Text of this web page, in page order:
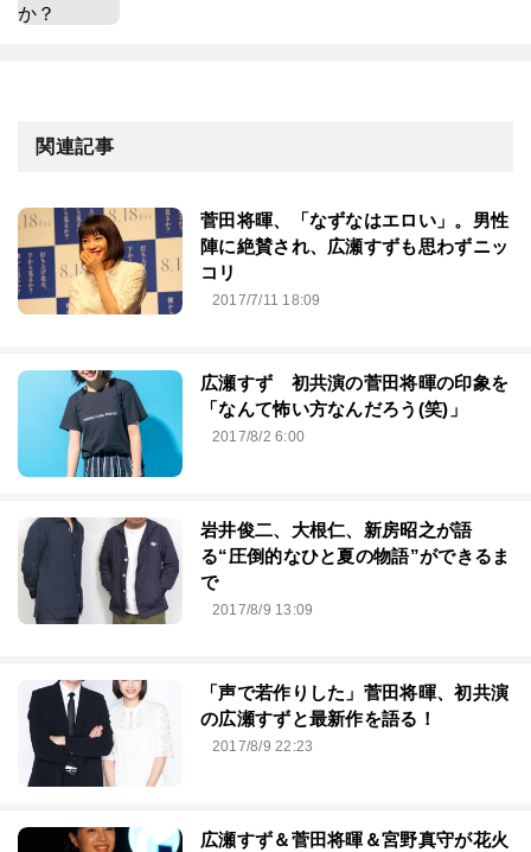
関連記事
菅田将暉、「なずなはエロい」。男性
陣に絶賛され、広瀬すずも思わずニッ
コリ
2017/7/11 18:09
広瀬すず 初共演の菅田将暉の印象を
「なんて怖い方なんだろう(笑)」
2017/8/2 6:00
岩井俊二、大根仁、新房昭之が語
る“圧倒的なひと夏の物語”ができるま
で
2017/8/9 13:09
「声で若作りした」菅田将暉、初共演
の広瀬すずと最新作を語る！
2017/8/9 22:23
広瀬すず＆菅田将暉＆宮野真守が花火